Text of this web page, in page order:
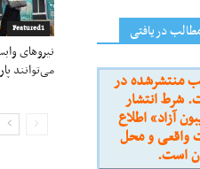
Featured1
نیروهای
می‌توانند
دریافتی
منتشرشده در
شرط انتشار
آزاد» اطلاع
واقعی و محل
است.